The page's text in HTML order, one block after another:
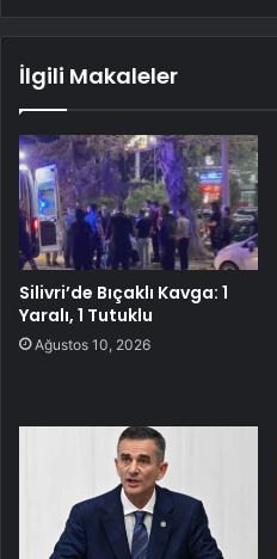
İlgili Makaleler
Silivri’de Bıçaklı Kavga: 1
Yaralı, 1 Tutuklu
Ağustos 10, 2026